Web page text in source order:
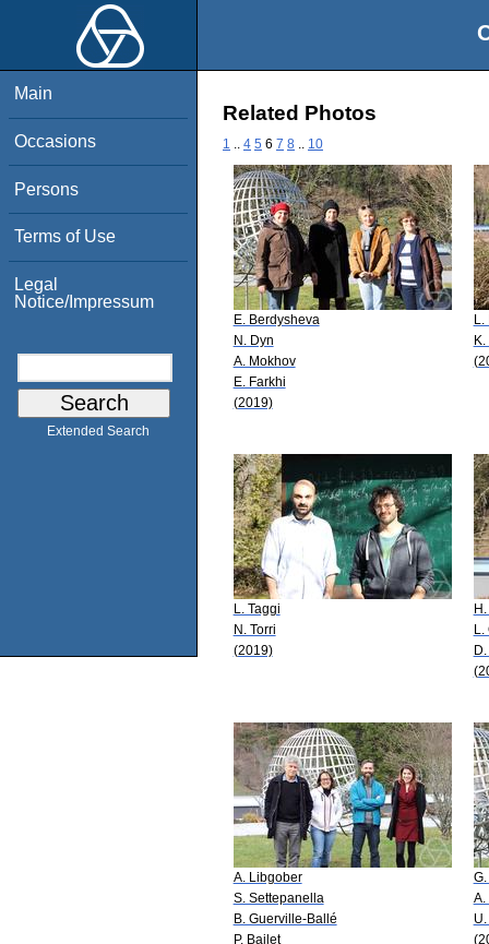
Main
Occasions
Persons
Terms of Use
Legal
Notice/Impressum
Extended Search
Related Photos
1 4 5 6 7 8 10
E. Berdysheva
N. Dyn
A. Mokhov
E. Farkhi
(2019)
L.
L. Taggi
N. Torri
(2019)
L.
A. Libgober
S. Settepanella
B. Guerville-Ballé
P. Bailet
A.